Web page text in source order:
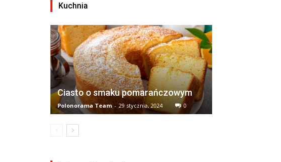
Kuchnia
Ciasto o smaku pomarańczowym
Polonorama Team - 29 stycznia, 2024 0